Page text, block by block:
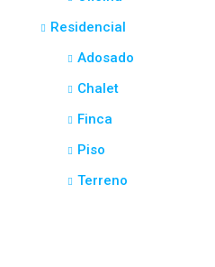
Residencial
Adosado
Chalet
Finca
Piso
Terreno